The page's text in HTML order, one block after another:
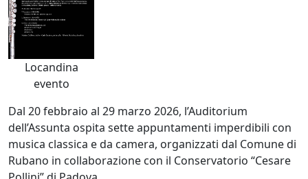
Locandina
evento
Dal 20 febbraio al 29 marzo 2026, l’Auditorium
dell’Assunta ospita sette appuntamenti imperdibili con
musica classica e da camera, organizzati dal Comune di
Rubano in collaborazione con il Conservatorio “Cesare